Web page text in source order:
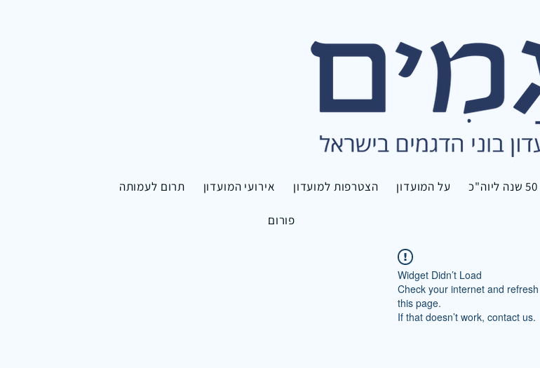
על המועדון הצטרפות למועדון אירועי המועדון תרום לעמותה
פורום
Widget Didn’t Load
Check your internet and refresh
this page.
If that doesn’t work, contact us.